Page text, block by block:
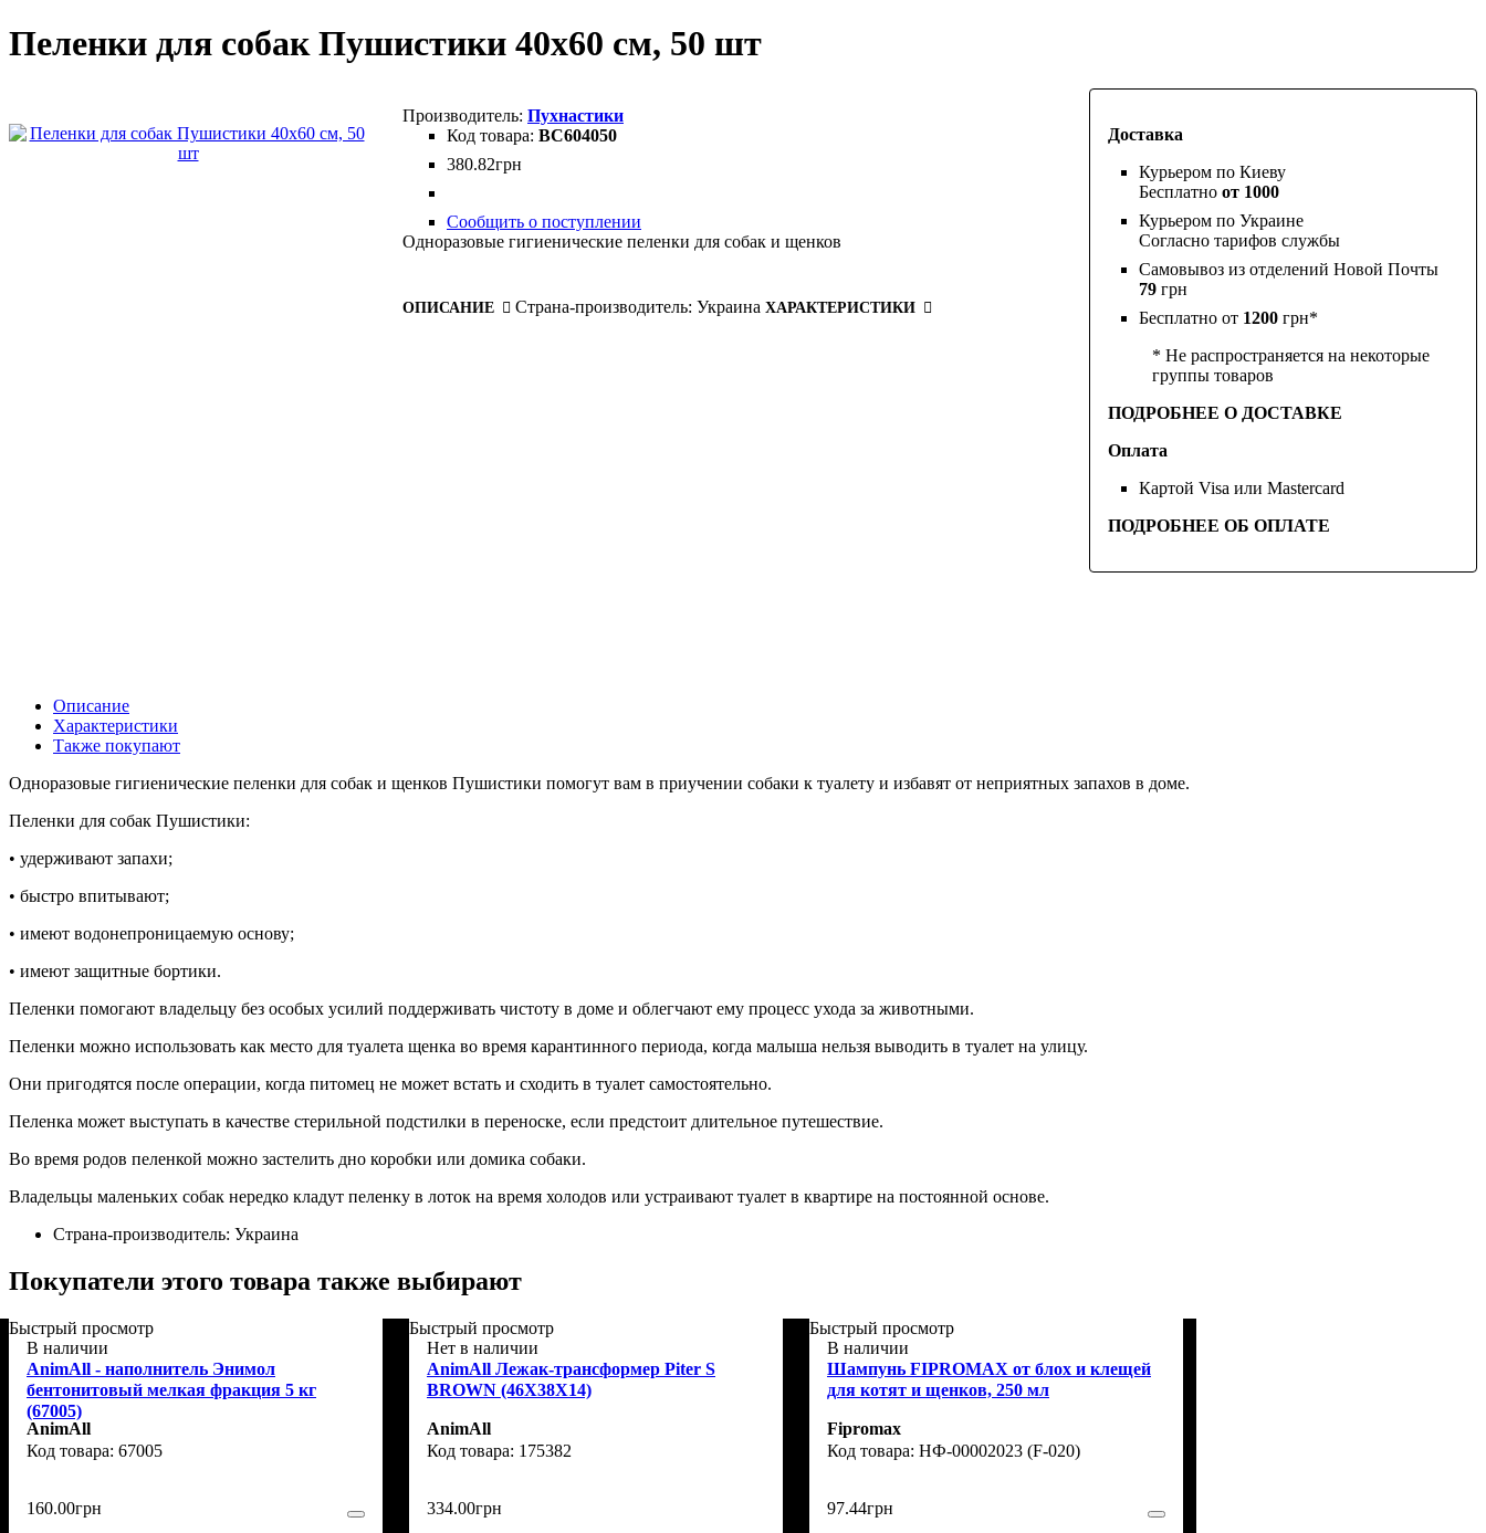
Пеленки для собак Пушистики 40х60 см, 50 шт
Доставка
Курьером по Киеву
Бесплатно от 1000
Курьером по Украине
Согласно тарифов службы
Самовывоз из отделений Новой Почты
79 грн
Бесплатно от 1200 грн*
* Не распространяется на некоторые
группы товаров
ПОДРОБНЕЕ О ДОСТАВКЕ
Оплата
Картой Visa или Mastercard
ПОДРОБНЕЕ ОБ ОПЛАТЕ
Пухнастики
BC604050
380.82грн
Сообщить о поступлении
Одноразовые гигиенические пеленки для собак и щенков
ОПИСАНИЕ Страна-производитель: Украина ХАРАКТЕРИСТИКИ
Описание
Характеристики
Также покупают
Одноразовые гигиенические пеленки для собак и щенков Пушистики помогут вам в приучении собаки к туалету и избавят от неприятных запахов в доме.
Пеленки для собак Пушистики:
• удерживают запахи;
• быстро впитывают;
• имеют водонепроницаемую основу;
• имеют защитные бортики.
Пеленки помогают владельцу без особых усилий поддерживать чистоту в доме и облегчают ему процесс ухода за животными.
Пеленки можно использовать как место для туалета щенка во время карантинного периода, когда малыша нельзя выводить в туалет на улицу.
Они пригодятся после операции, когда питомец не может встать и сходить в туалет самостоятельно.
Пеленка может выступать в качестве стерильной подстилки в переноске, если предстоит длительное путешествие.
Во время родов пеленкой можно застелить дно коробки или домика собаки.
Владельцы маленьких собак нередко кладут пеленку в лоток на время холодов или устраивают туалет в квартире на постоянной основе.
Страна-производитель: Украина
Покупатели этого товара также выбирают
Быстрый просмотр
В наличии
AnimAll - наполнитель Энимол
бентонитовый мелкая фракция 5 кг
(67005)
AnimAll
67005
160.00грн
Быстрый просмотр
Нет в наличии
АnimAll Лежак-трансформер Piter S
BROWN (46X38X14)
AnimAll
175382
334.00грн
Быстрый просмотр
В наличии
Шампунь FIPROMAX от блох и клещей
для котят и щенков, 250 мл
Fipromax
НФ-00002023 (F-020)
97.44грн